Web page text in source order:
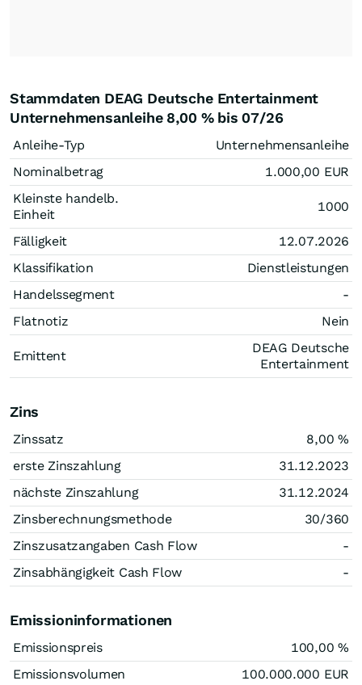
Stammdaten DEAG Deutsche Entertainment
Unternehmensanleihe 8,00 % bis 07/26
Anleihe-Typ
Unternehmensanleihe
Nominalbetrag
1.000,00 EUR
Kleinste handelb.
Einheit
1000
Fälligkeit
12.07.2026
Klassifikation
Dienstleistungen
Handelssegment
-
Flatnotiz
Nein
Emittent
DEAG Deutsche
Entertainment
Zins
Zinssatz 8,00 %
erste Zinszahlung
31.12.2023
nächste Zinszahlung
31.12.2024
Zinsberechnungsmethode
30/360
Zinszusatzangaben Cash Flow
-
Zinsabhängigkeit Cash Flow
-
Emissioninformationen
Emissionspreis 100,00 %
Emissionsvolumen
100.000.000 EUR